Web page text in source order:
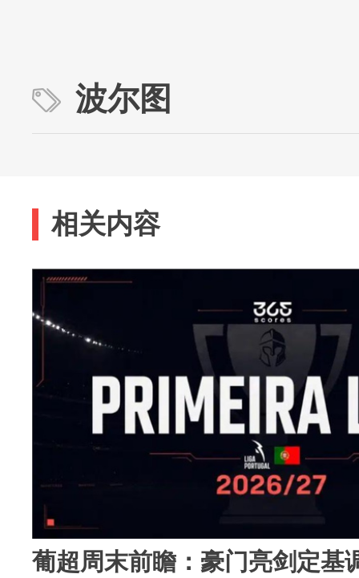
波尔图
相关内容
葡超周末前瞻：豪门亮剑定基